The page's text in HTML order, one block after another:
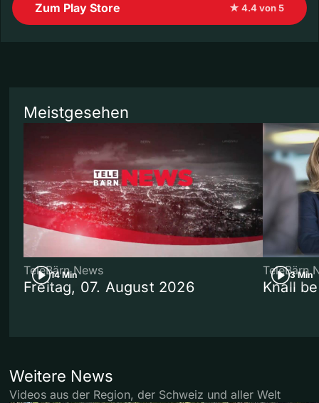
Zum Play Store ★ 4.4 von 5
Meistgesehen
14 Min
TeleBärn News
Freitag, 07. August 2026
3 Min
TeleBärn
Knall
Weitere News
Videos aus der Region, der Schweiz und aller Welt